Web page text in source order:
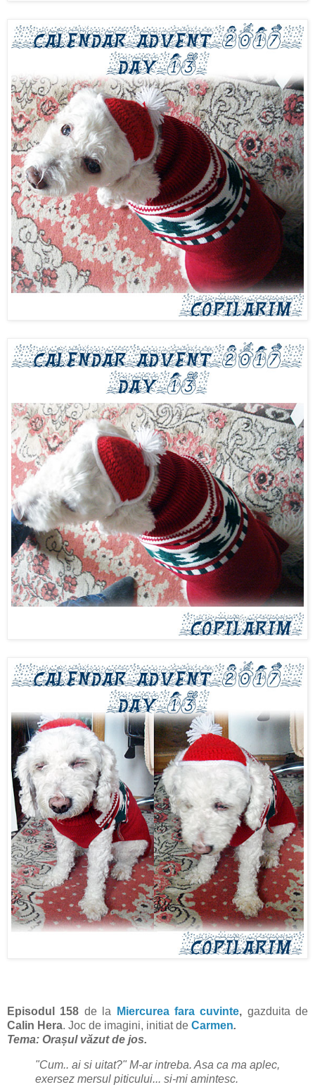
Episodul 158 de la Miercurea fara cuvinte, gazduita de
Calin Hera. Joc de imagini, initiat de Carmen.
Tema: Orașul văzut de jos.
"Cum.. ai si uitat?" M-ar intreba. Asa ca ma aplec,
exersez mersul piticului... si-mi amintesc.